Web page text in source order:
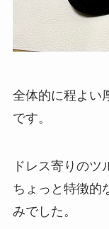
全体的に程よい
です。
ドレス寄りのツ
ちょっと特徴的
みでした。